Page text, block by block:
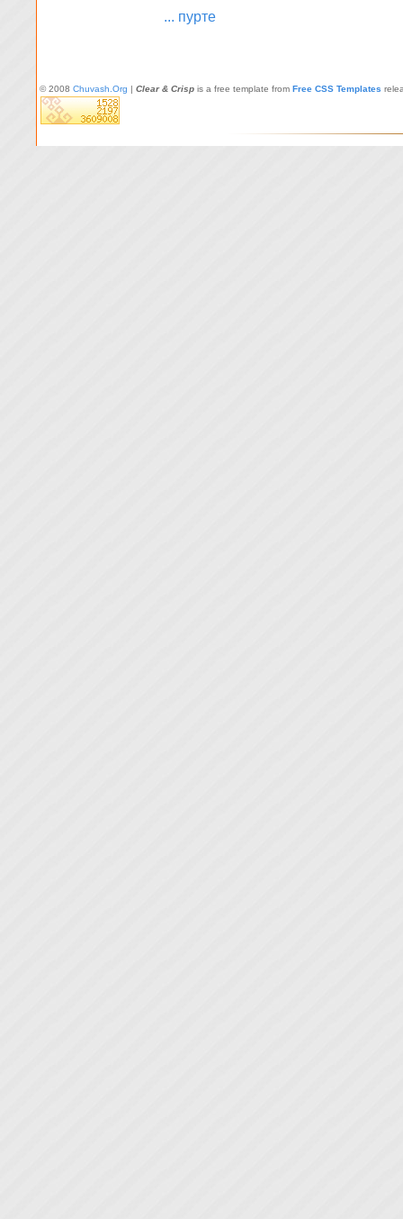
... пурте
© 2008 Chuvash.Org | Clear & Crisp is a free template from Free CSS Templates